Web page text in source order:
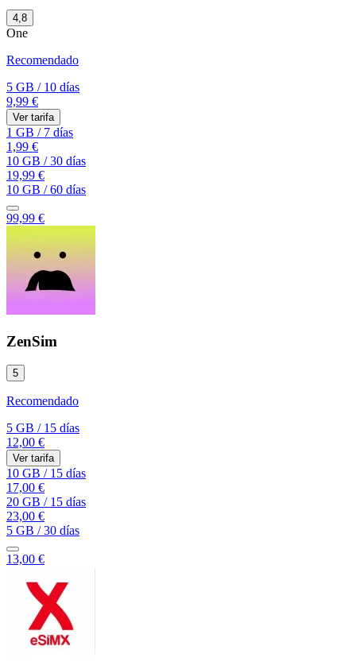
4,8
One
Recomendado
5 GB /10 días
9,99 €
Ver tarifa
1 GB /7 días
1,99 €
10 GB /30 días
19,99 €
10 GB /60 días
99,99 €
ZenSim
5
Recomendado
5 GB /15 días
12,00 €
Ver tarifa
10 GB /15 días
17,00 €
20 GB /15 días
23,00 €
5 GB /30 días
13,00 €